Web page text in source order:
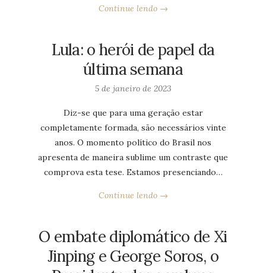
Continue lendo →
Lula: o herói de papel da
última semana
5 de janeiro de 2023
Diz-se que para uma geração estar
completamente formada, são necessários vinte
anos. O momento político do Brasil nos
apresenta de maneira sublime um contraste que
comprova esta tese. Estamos presenciando…
Continue lendo →
O embate diplomático de Xi
Jinping e George Soros, o